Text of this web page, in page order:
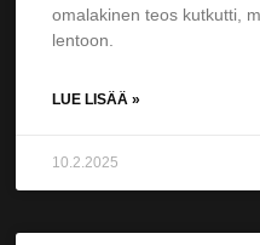
omalakinen teos kutkutti,
lentoon.
LUE LISÄÄ »
10.2.2025